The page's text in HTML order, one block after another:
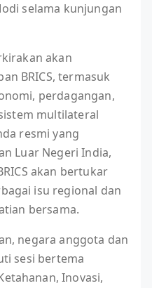
selama kunjungan
akan
BRICS, termasuk
perdagangan,
multilateral
resmi yang
Luar Negeri India,
akan bertukar
isu regional dan
bersama.
negara anggota dan
sesi bertema
Inovasi,